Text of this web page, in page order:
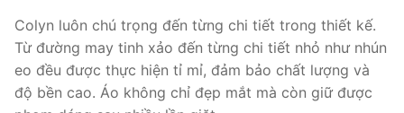
Colyn luôn chú trọng đến từng chi tiết trong thiết kế.
Từ đường may tinh xảo đến từng chi tiết nhỏ như nhún
eo đều được thực hiện tỉ mỉ, đảm bảo chất lượng và
độ bền cao. Áo không chỉ đẹp mắt mà còn giữ được